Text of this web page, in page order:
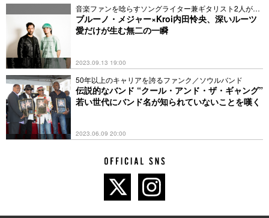
音楽ファンを唸らすソングライター兼ギタリスト2人が初
邂逅
ブルーノ・メジャー×Kroi内田怜央、深いルーツ
愛だけが生む無二の一瞬
2023.09.13 19:00
50年以上のキャリアを誇るファンク／ソウルバンド
伝説的なバンド “クール・アンド・ザ・ギャング”
若い世代にバンド名が知られていないことを嘆く
2023.06.09 20:00